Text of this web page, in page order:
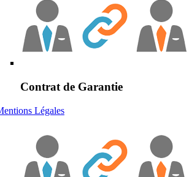
Contrat de Garantie
Légales